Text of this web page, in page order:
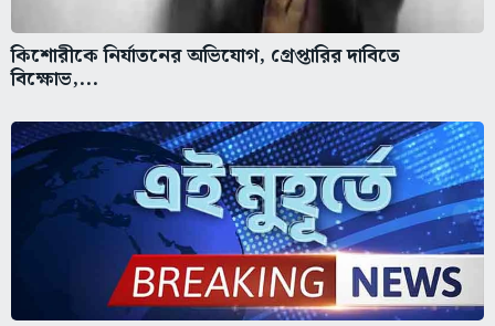
কিশোরীকে নির্যাতনের অভিযোগ, গ্রেপ্তারির দাবিতে
বিক্ষোভ,...